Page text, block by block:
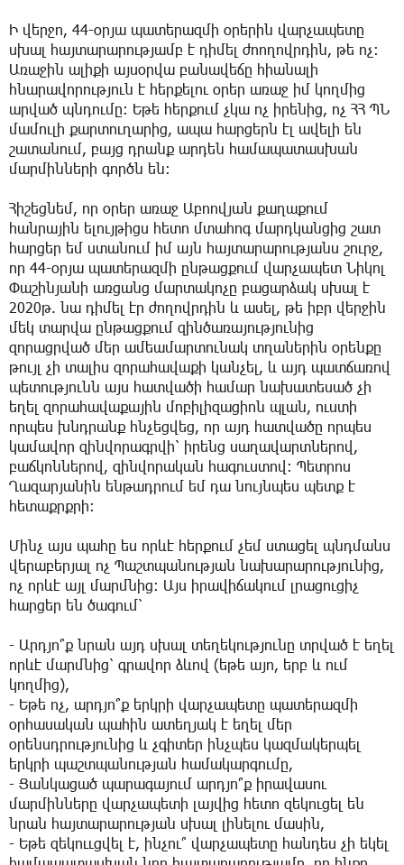
Ի վերջո, 44-օրյա պատերազմի օրերին վարչապետը
սխալ հայտարարությամբ է դիմել ժոողովրդին, թե ոչ։
Առաջին ալիքի այսօրվա բանավեճը հիանալի
հնարավորություն է հերքելու օրեր առաջ իմ կողմից
արված պնդումը։ Եթե հերքում չկա ոչ իրենից, ոչ ՀՀ ՊՆ
մամուլի քարտուղարից, ապա հարցերն էլ ավելի են
շատանում, բայց դրանք արդեն համապատասխան
մարմինների գործն են։
Հիշեցնեմ, որ օրեր առաջ Աբոովյան քաղաքում
հանրային ելույթիցս հետո մտահոգ մարդկանցից շատ
հարցեր եմ ստանում իմ այն հայտարարությանս շուրջ,
որ 44-օրյա պատերազմի ընթացքում վարչապետ Նիկոլ
Փաշինյանի առցանց մարտակոչը բացարձակ սխալ է
2020թ. նա դիմել էր ժողովրդին և ասել, թե իբր վերջին
մեկ տարվա ընթացքում զինծառայությունից
զորացրված մեր ամեամարտունակ տղաներին օրենքը
թույլ չի տալիս զորահավաքի կանչել, և այդ պատճառով
պետությունն այս հատվածի համար նախատեսած չի
եղել զորահավաքային մոբիլիզացիոն պլան, ուստի
որպես խնդրանք հնչեցվեց, որ այդ հատվածը որպես
կամավոր զինվորագրվի՝ իրենց սաղավարտներով,
բաճկոններով, զինվորական հագուստով։ Պետրոս
Ղազարյանին ենթադրում եմ դա նույնպես պետք է
հետաքրքրի։
Մինչ այս պահը ես որևէ հերքում չեմ ստացել պնդմանս
վերաբերյալ ոչ Պաշտպանության նախարարությունից,
ոչ որևէ այլ մարմնից։ Այս իրավիճակում լրացուցիչ
հարցեր են ծագում՝
- Արդյո՞ք նրան այդ սխալ տեղեկությունը տրված է եղել
որևէ մարմնից՝ գրավոր ձևով (եթե այո, երբ և ում
կողմից),
- Եթե ոչ, արդյո՞ք երկրի վարչապետը պատերազմի
օրհասական պահին ատեղյակ է եղել մեր
օրենսդրությունից և չգիտեր ինչպես կազմակերպել
երկրի պաշտպանության համակարգումը,
- Ցանկացած պարագայում արդյո՞ք իրավասու
մարմինները վարչապետի լայվից հետո զեկուցել են
նրան հայտարարության սխալ լինելու մասին,
- Եթե զեկոււցվել է, ինչու՞ վարչապետը հանդես չի եկել